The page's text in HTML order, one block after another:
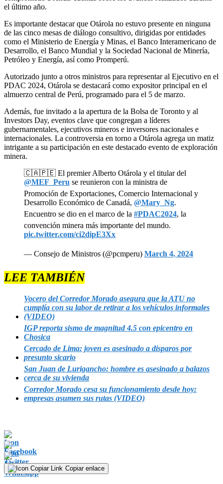
el último año.
Es importante destacar que Otárola no estuvo presente en ninguna
de las cinco mesas de diálogo consultivo, dirigidas por entidades
como el Ministerio de Energía y Minas, el Banco Interamericano de
Desarrollo, el Banco Mundial y la Sociedad Nacional de Minería,
Petróleo y Energía, así como Promperú.
Autorizado junto a otros ministros para representar al Ejecutivo en el
PDAC 2024, Otárola se destacará como expositor principal en el
almuerzo central de Perú, programado para el 5 de marzo.
Además, fue invitado a la apertura de la Bolsa de Toronto y al
Investors Day, eventos clave que congregan a líderes
gubernamentales, ejecutivos mineros e inversores nacionales e
internacionales. La controversia en torno a Otárola agrega un matiz
intrigante a su participación en este destacado evento de exploración
minera.
🇨🇦🇵🇪 El premier Alberto Otárola y el titular del
@MEF_Peru se reunieron con la ministra de
Promoción de Exportaciones, Comercio Internacional y
Desarrollo Económico de Canadá, @Mary_Ng.
Encuentro se dio en el marco de la #PDAC2024, la
convención minera más importante del mundo.
pic.twitter.com/ci2dipE3Xx
— Consejo de Ministros (@pcmperu) March 4, 2024
LEE TAMBIÉN
Vocero del Corredor Morado asegura que la ATU no
cumplía con su labor de retirar a los vehículos informales
(VIDEO)
IGP reporta sismo de magnitud 4.5 con epicentro en
Chosica
Cercado de Lima: joven es asesinado a disparos por
presunto sicario
San Juan de Lurigancho: hombre es asesinado a balazos
cerca de su vivienda
Corredor Morado cesa su funcionamiento desde hoy:
empresas asumen sus rutas (VIDEO)
Copiar enlace